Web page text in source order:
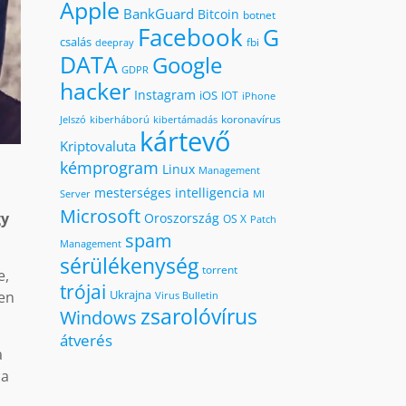
Apple BankGuard Bitcoin botnet
csalás deepray Facebook fbi G
DATA GDPR Google
hacker Instagram iOS IOT iPhone
Jelszó kiberháború kibertámadás koronavírus
Kriptovaluta kártevő
kémprogram Linux Management
Server mesterséges intelligencia MI
Microsoft Oroszország OS X Patch
Management spam
sérülékenység torrent
trójai Ukrajna Virus Bulletin
Windowszsarolóvírus
átverés